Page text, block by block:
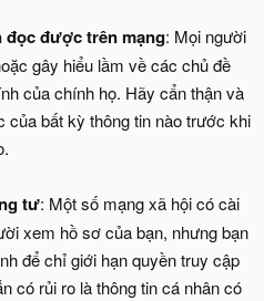
được trên mạng: Mọi người
gây hiểu lầm về các chủ đề
của chính họ. Hãy cẩn thận và
bất kỳ thông tin nào trước khi
tư: Một số mạng xã hội có cài
xem hồ sơ của bạn, nhưng bạn
để chỉ giới hạn quyền truy cập
có rủi ro là thông tin cá nhân có